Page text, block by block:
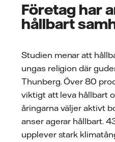
Företag har
hållbart
Studien menar att
ungas religion där
Thunberg. Över 80
viktigt att leva hållbart
åringarna väljer aktivt
anser agerar hållbart.
upplever stark